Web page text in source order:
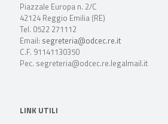
Piazzale Europa n. 2/C
42124 Reggio Emilia (RE)
Tel. 0522 271112
Email: segreteria@odcec.re.it
C.F. 91141130350
Pec. segreteria@odcec.re.legalmail.it
LINK UTILI